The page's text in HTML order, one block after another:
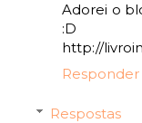
Adorei o
:D
http://
Responder
Respostas